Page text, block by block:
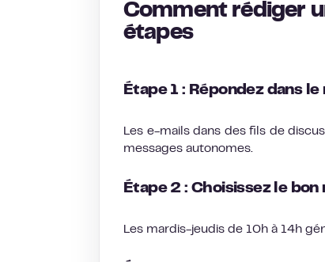
Comment rédiger
étapes
Étape 1 : Répondez dans
Les e-mails dans des fils de
messages autonomes.
Étape 2 : Choisissez le
Les mardis-jeudis de 10h à 14h